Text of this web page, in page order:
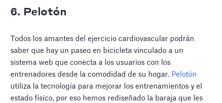
6. Pelotón
Todos los amantes del ejercicio cardiovascular podrán
saber que hay un paseo en bicicleta vinculado a un
sistema web que conecta a los usuarios con los
entrenadores desde la comodidad de su hogar. Pelotón
utiliza la tecnología para mejorar los entrenamientos y el
estado físico, por eso hemos rediseñado la baraja que les